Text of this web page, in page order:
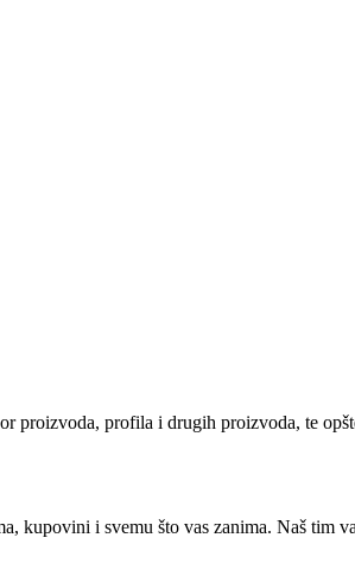
proizvoda, profila i drugih proizvoda, te
kupovini i svemu što vas zanima. Naš tim